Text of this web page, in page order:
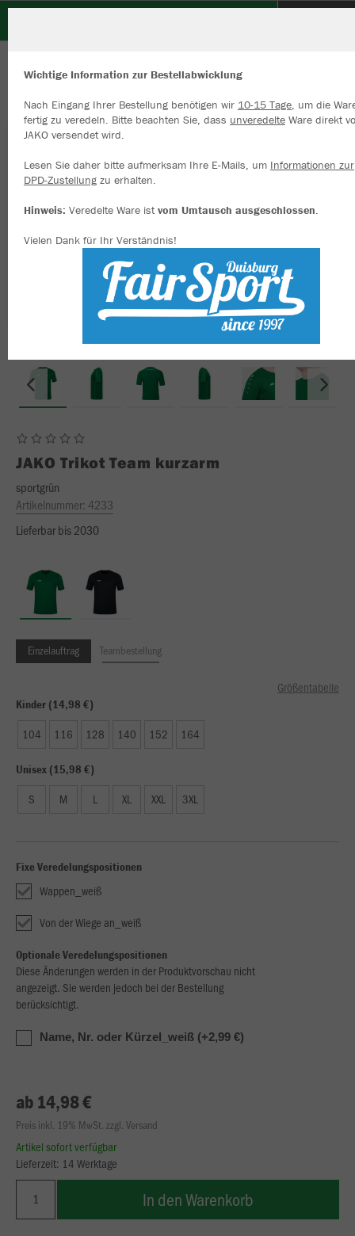
JAKO Trikot Team kurzarm
sportgrün
Artikelnummer: 4233
Lieferbar bis 2030
Einzelauftrag Teambestellung
Größentabelle
Kinder (14,98 €)
104 116 128 140 152 164
Unisex (15,98 €)
S M L XL XXL 3XL
Fixe Veredelungspositionen
Wappen_weiß
Von der Wiege an_weiß
Optionale Veredelungspositionen
Diese Änderungen werden in der Produktvorschau nicht
angezeigt. Sie werden jedoch bei der Bestellung
berücksichtigt.
Name, Nr. oder Kürzel_weiß (+2,99 €)
ab 14,98 €
Preis inkl. 19% MwSt. zzgl. Versand
Artikel sofort verfügbar
Lieferzeit: 14 Werktage
In den Warenkorb
Wichtige Information zur Bestellabwicklung
Nach Eingang Ihrer Bestellung benötigen wir 10-15 Tage, um die
fertig zu veredeln. Bitte beachten Sie, dass unveredelte Ware direkt
JAKO versendet wird.
Lesen Sie daher bitte aufmerksam Ihre E-Mails, um Informationen zur
DPD-Zustellung zu erhalten.
Hinweis: Veredelte Ware istvom Umtausch ausgeschlossen.
Vielen Dank für Ihr Verständnis!
Wir verwenden Cookies
Inhalte anzeigen und unsere Website verbessern. Weitere
zu den Cookies findest Du in den Einstellungen.
Alle akzeptieren
Alle ablehnen
mehr Infos
Datenschutz
Impressum